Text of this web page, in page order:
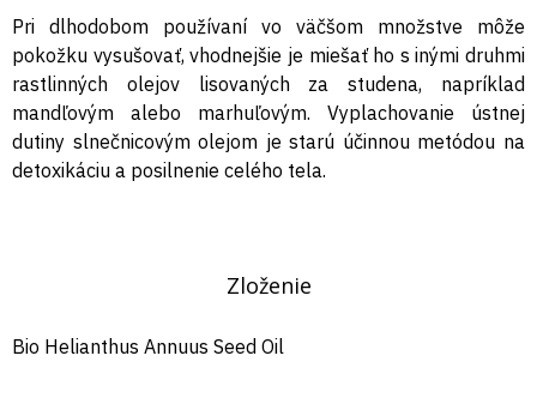
Pri dlhodobom používaní vo väčšom množstve môže
pokožku vysušovať, vhodnejšie je miešať ho s inými druhmi
rastlinných olejov lisovaných za studena, napríklad
mandľovým alebo marhuľovým. Vyplachovanie ústnej
dutiny slnečnicovým olejom je starú účinnou metódou na
detoxikáciu a posilnenie celého tela.
Zloženie
Bio Helianthus Annuus Seed Oil